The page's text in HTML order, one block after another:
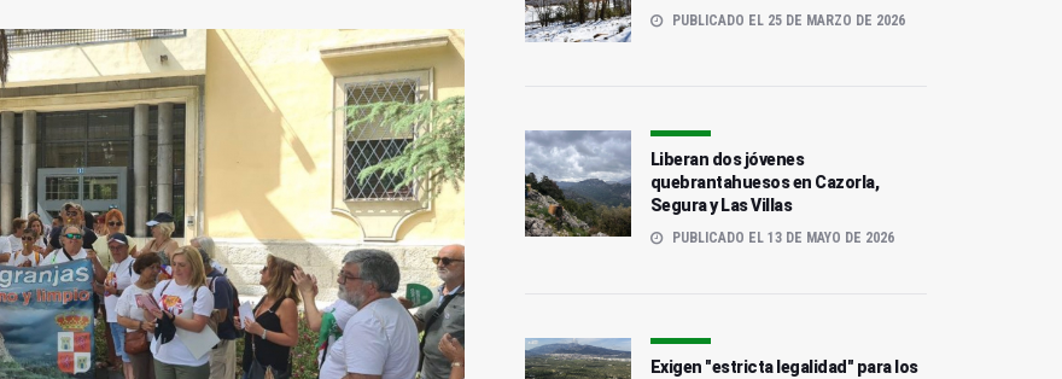
PUBLICADO EL 25 DE MARZO DE 2026
Liberan dos jóvenes
quebrantahuesos en Cazorla,
Segura y Las Villas
PUBLICADO EL 13 DE MAYO DE 2026
Exigen "estricta legalidad" para los